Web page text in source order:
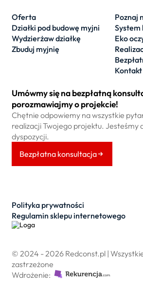
Oferta
Działki pod budowę myjni
Wydzierżaw działkę
Zbuduj myjnię
Poznaj
System
Eko
Kontakt
Umówmy się na bezpłatną
porozmawiajmy o projekcie!
Chętnie odpowiemy na wszystkie
realizacji Twojego projektu. Jesteśmy
dyspozycji.
Bezpłatna konsultacja
Polityka prywatności
Regulamin sklepu internetowego
© 2024 - 2026 Redconst.pl |
zastrzeżone
Wdrożenie: